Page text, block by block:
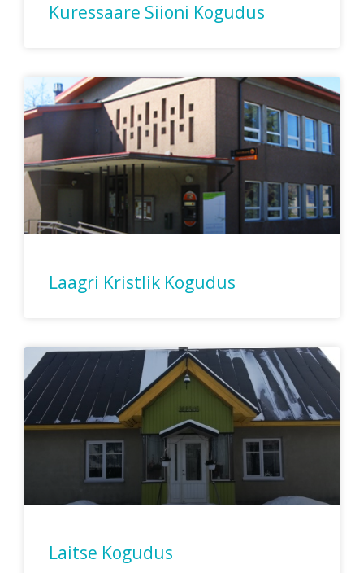
Kuressaare Siioni Kogudus
Laagri Kristlik Kogudus
Laitse Kogudus